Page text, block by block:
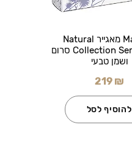
Magiray מאגייר Natural
Collection Serum & Oil סרום
ושמן טבעי
219 ₪
להוסיף לסל